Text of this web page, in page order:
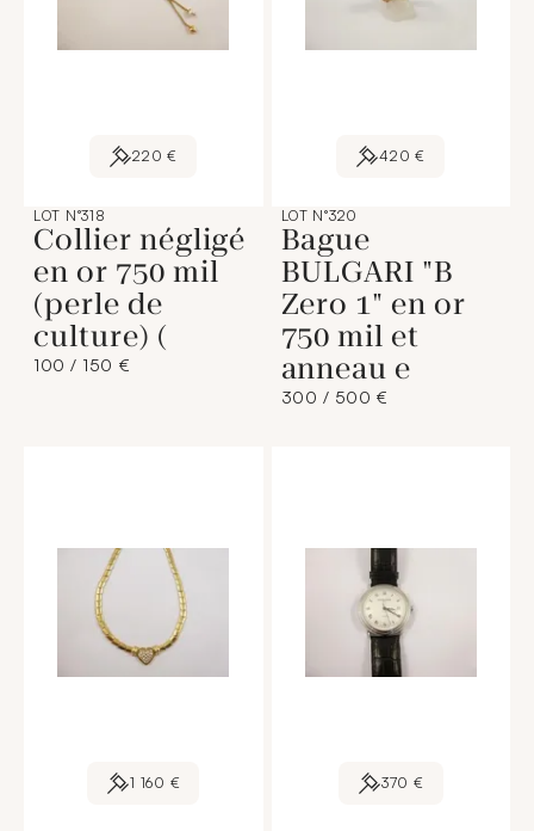
220 €
LOT N°318
Collier négligé
en or 750 mil
(perle de
culture) (
100 / 150 €
420 €
LOT N°320
Bague
BULGARI "B
Zero 1" en or
750 mil et
anneau e
300 / 500 €
1 160 € 370 €